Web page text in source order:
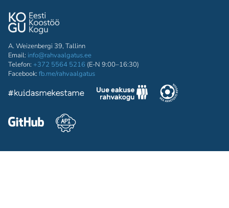
A. Weizenbergi 39, Tallinn
Email: info@rahvaalgatus.ee
Telefon: +372 5564 5216 (E-N 9:00–16:30)
Facebook: fb.me/rahvaalgatus